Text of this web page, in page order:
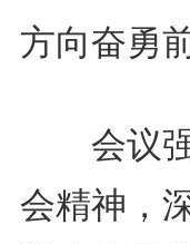
方向奋勇
会议强
会精神，